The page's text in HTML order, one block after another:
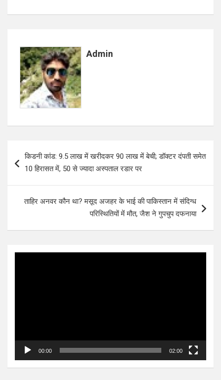
ce
o
o
k
at
A
p
p
ar
Admin
navigation
किडनी कांड: 9.5 लाख में खरीदकर 90 लाख में बेची; डॉक्टर दंपती समेत
10 हिरासत में, 50 से ज्यादा अस्पताल रडार पर
ताहिर अनवर कौन था? मसूद अजहर के भाई की पाकिस्‍तान में संदिग्ध
परिस्थितियों में मौत, जैश ने गुपचुप दफनाया
00:00 02:00